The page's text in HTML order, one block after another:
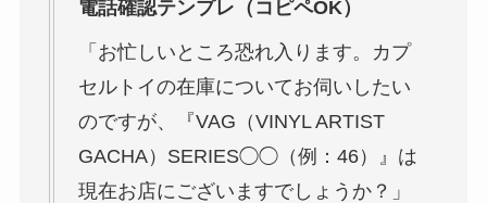
電話確認テンプレ（コピペOK）
「お忙しいところ恐れ入ります。カプ
セルトイの在庫についてお伺いしたい
のですが、『VAG（VINYL ARTIST
GACHA）SERIES◯◯（例：46）』は
現在お店にございますでしょうか？」